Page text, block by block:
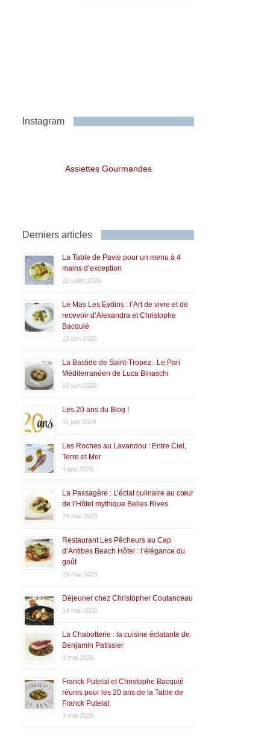
Instagram
Assiettes Gourmandes
Derniers articles
La Table de Pavie pour un menu à 4
mains d’exception
20 juillet 2026
Le Mas Les Eydins : l’Art de vivre et de
recevoir d’Alexandra et Christophe
Bacquié
22 juin 2026
La Bastide de Saint-Tropez : Le Pari
Méditerranéen de Luca Binaschi
16 juin 2026
Les 20 ans du Blog !
11 juin 2026
Les Roches au Lavandou : Entre Ciel,
Terre et Mer
4 juin 2026
La Passagère : L’éclat culinaire au cœur
de l’Hôtel mythique Belles Rives
29 mai 2026
Restaurant Les Pêcheurs au Cap
d’Antibes Beach Hôtel : l’élégance du
goût
26 mai 2026
Déjeuner chez Christopher Coutanceau
14 mai 2026
La Chabotterie : la cuisine éclatante de
Benjamin Patissier
8 mai 2026
Franck Putelat et Christophe Bacquié
réunis pour les 20 ans de la Table de
Franck Putelat
3 mai 2026